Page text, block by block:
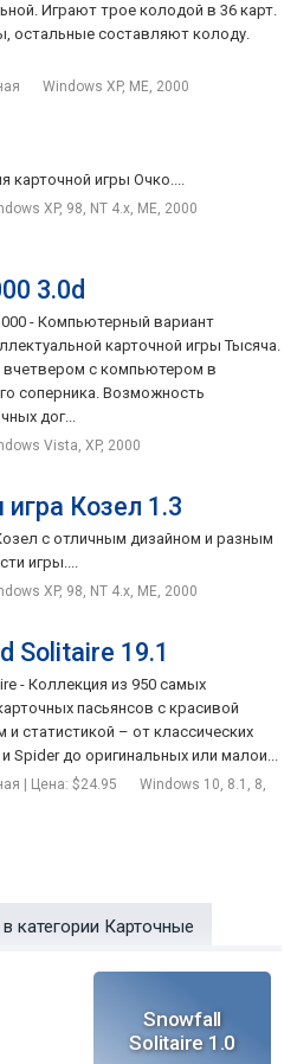
Играют трое колодой в 36 карт.
остальные составляют колоду.
Windows XP, ME, 2000
карточной игры Очко....
XP, 98, NT 4.x, ME, 2000
3.0d
- Компьютерный вариант
карточной игры Тысяча.
вчетвером с компьютером в
соперника. Возможность
дог...
Vista, XP, 2000
игра Козел 1.3
с отличным дизайном и разным
игры....
XP, 98, NT 4.x, ME, 2000
Solitaire 19.1
- Коллекция из 950 самых
пасьянсов с красивой
и статистикой – от классических
и Spider до оригинальных или малои...
| Цена: $24.95
Windows 10, 8.1, 8,
категории Карточные
Snowfall
Solitaire 1.0